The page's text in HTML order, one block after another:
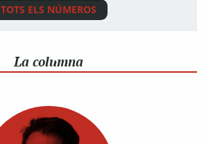
TOTS ELS NÚMEROS
La columna